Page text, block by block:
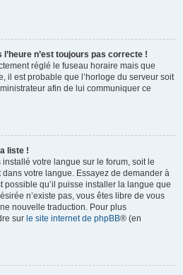
n’est toujours pas correcte !
réglé le fuseau horaire mais que
il est probable que l’horloge du serveur soit
afin de lui communiquer ce
liste !
votre langue sur le forum, soit le
dans votre langue. Essayez de demander à
possible qu’il puisse installer la langue que
n’existe pas, vous êtes libre de vous
nouvelle traduction. Pour plus
sur le site internet de phpBB® (en